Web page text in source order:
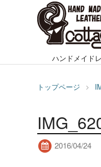
ハンドメイド
トップページ
2016/04/24